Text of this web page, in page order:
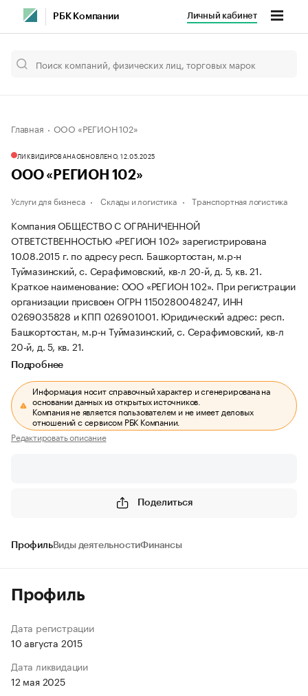
РБК Компании Личный кабинет
Главная ООО «РЕГИОН 102»
ЛИКВИДИРОВАНАОБНОВЛЕНО, 12.05.2025
ООО «РЕГИОН 102»
Услуги для бизнеса Склады и логистика Транспортная логистика
Компания ОБЩЕСТВО С ОГРАНИЧЕННОЙ
ОТВЕТСТВЕННОСТЬЮ «РЕГИОН 102» зарегистрирована
10.08.2015 г. по адресу респ. Башкортостан, м.р-н
Туймазинский, с. Серафимовский, кв-л 20-й, д. 5, кв. 21.
Краткое наименование: ООО «РЕГИОН 102». При регистрации
организации присвоен ОГРН 1150280048247, ИНН
0269035828 и КПП 026901001. Юридический адрес: респ.
Башкортостан, м.р-н Туймазинский, с. Серафимовский, кв-л
20-й, д. 5, кв. 21.
Подробнее
Информация носит справочный характер и сгенерирована на
основании данных из открытых источников.
Компания не является пользователем и не имеет деловых
отношений с сервисом РБК Компании.
Редактировать описание
Поделиться
ПрофильВиды деятельностиФинансы
Профиль
Дата регистрации
10 августа 2015
Дата ликвидации
12 мая 2025